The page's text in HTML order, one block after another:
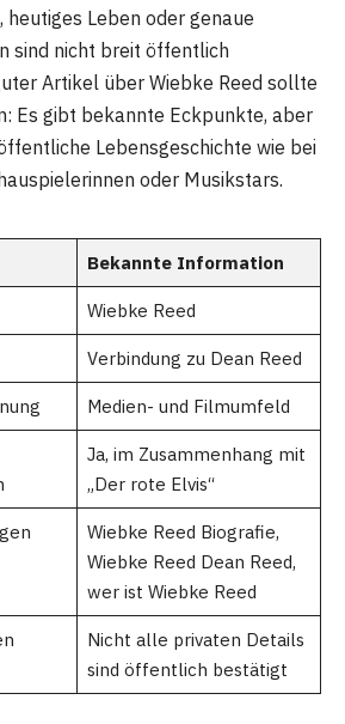
heutiges Leben oder genaue
sind nicht breit öffentlich
Artikel über Wiebke Reed sollte
Es gibt bekannte Eckpunkte, aber
Lebensgeschichte wie bei
oder Musikstars.
Bekannte Information
Wiebke Reed
Verbindung zu Dean Reed
Medien- und Filmumfeld
Ja, im Zusammenhang mit
„Der rote Elvis“
Wiebke Reed Biografie,
Wiebke Reed Dean Reed,
wer ist Wiebke Reed
Nicht alle privaten Details
sind öffentlich bestätigt